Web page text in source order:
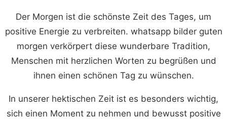
Der Morgen ist die schönste Zeit des Tages, um
positive Energie zu verbreiten. whatsapp bilder guten
morgen verkörpert diese wunderbare Tradition,
Menschen mit herzlichen Worten zu begrüßen und
ihnen einen schönen Tag zu wünschen.
In unserer hektischen Zeit ist es besonders wichtig,
sich einen Moment zu nehmen und bewusst positive